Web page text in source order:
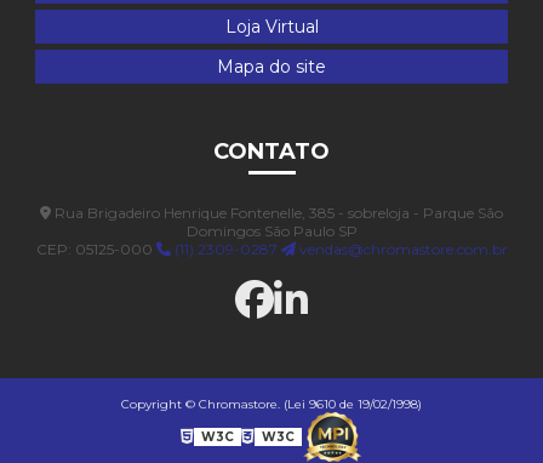
Loja Virtual
Mapa do site
CONTATO
Rua Brigadeiro Henrique Fontenelle, 385 - sobreloja - Parque São
Domingos São Paulo SP
CEP: 05125-000
(11) 2309-0287 vendas@chromastore.com.br
Copyright © Chromastore. (Lei 9610 de 19/02/1998)
W3C W3C